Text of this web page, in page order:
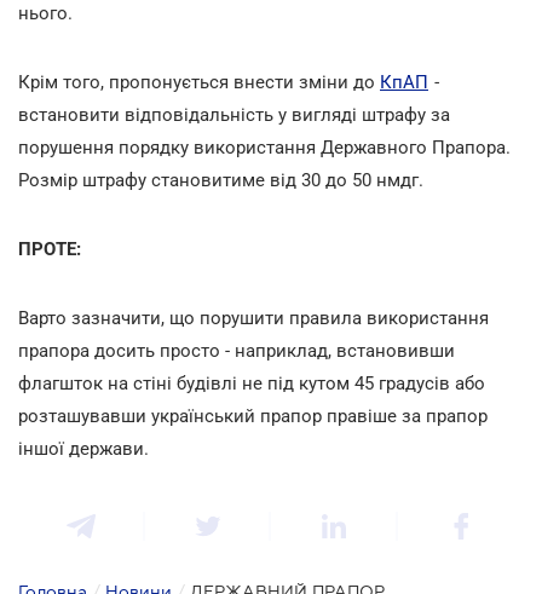
нього.
Крім того, пропонується внести зміни до КпАП -
встановити відповідальність у вигляді штрафу за
порушення порядку використання Державного Прапора.
Розмір штрафу становитиме від 30 до 50 нмдг.
ПРОТЕ:
Варто зазначити, що порушити правила використання
прапора досить просто - наприклад, встановивши
флагшток на стіні будівлі не під кутом 45 градусів або
розташувавши український прапор правіше за прапор
іншої держави.